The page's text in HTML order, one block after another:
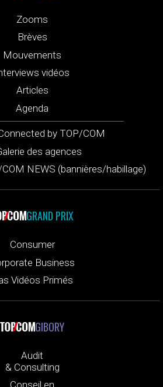
Zooms
Brèves
Mouvements
vidéos
Articles
Agenda
by TOP/COM
des agences
NEWS (bannières/habillage)
GRAND PRIX
Consumer
Business
Vidéos Primés
GIBORY
Audit
& Consulting